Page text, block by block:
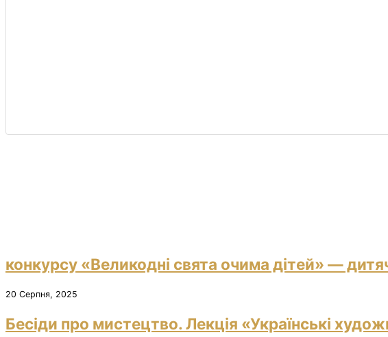
конкурсу «Великодні свята очима дітей» —
20 Серпня, 2025
Бесіди про мистецтво. Лекція «Українські